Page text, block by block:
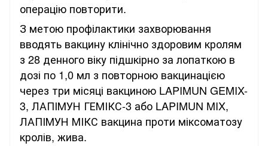
операцію повторити.
З метою профілактики захворювання
вводять вакцину клінічно здоровим кролям
з 28 денного віку підшкірно за лопаткою в
дозі по 1,0 мл з повторною вакцинацією
через три місяці вакциною LAPIMUN GEMIX-
3, ЛАПІМУН ГЕМІКС-3 або LAPIMUN MIX,
ЛАПІМУН МІКС вакцина проти міксоматозу
кролів, жива.